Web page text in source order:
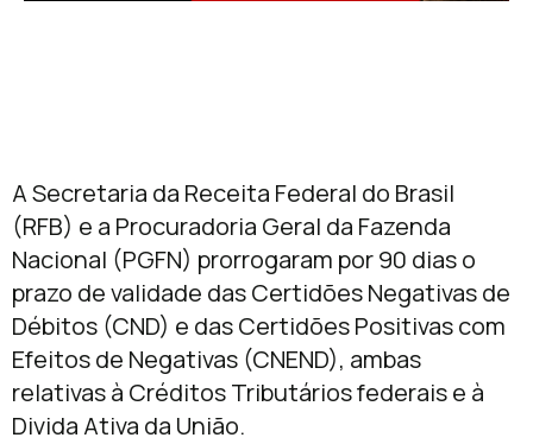
A Secretaria da Receita Federal do Brasil
(RFB) e a Procuradoria Geral da Fazenda
Nacional (PGFN) prorrogaram por 90 dias o
prazo de validade das Certidões Negativas de
Débitos (CND) e das Certidões Positivas com
Efeitos de Negativas (CNEND), ambas
relativas à Créditos Tributários federais e à
Divida Ativa da União.